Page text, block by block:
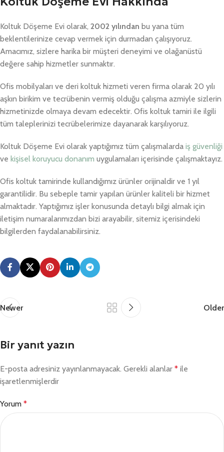
Koltuk Döşeme Evi olarak, 2002 yılından bu yana tüm
beklentilerinize cevap vermek için durmadan çalışıyoruz.
Amacımız, sizlere harika bir müşteri deneyimi ve olağanüstü
değere sahip hizmetler sunmaktır.
Ofis mobilyaları ve deri koltuk hizmeti veren firma olarak 20 yılı
aşkın birikim ve tecrübenin vermiş olduğu çalışma azmiyle sizlerin
hizmetinizde olmaya devam edecektir. Ofis koltuk tamiri ile ilgili
tüm taleplerinizi tecrübelerimize dayanarak karşılıyoruz.
Koltuk Döşeme Evi olarak yaptığımız tüm çalışmalarda iş güvenliği
ve kişisel koruyucu donanım uygulamaları içerisinde çalışmaktayız.
Ofis koltuk tamirinde kullandığımız ürünler orijinaldir ve 1 yıl
garantilidir. Bu sebeple tamir yapılan ürünler kaliteli bir hizmet
almaktadır. Yaptığımız işler konusunda detaylı bilgi almak için
iletişim numaralarımızdan bizi arayabilir, sitemiz içerisindeki
bilgilerden faydalanabilirsiniz.
Newer Older
Bir yanıt yazın
E-posta adresiniz yayınlanmayacak. Gerekli alanlar * ile
işaretlenmişlerdir
Yorum *